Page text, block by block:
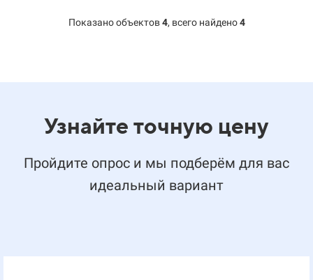
Показано объектов4, всего найдено4
Узнайте точную цену
Пройдите опрос и мы подберём для вас
идеальный вариант